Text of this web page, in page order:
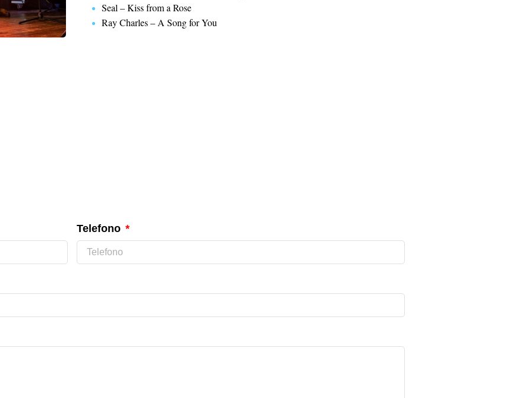
Seal – Kiss from a Rose
Ray Charles – A Song for You
Telefono